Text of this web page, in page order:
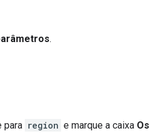
.
para region e marque a caixa